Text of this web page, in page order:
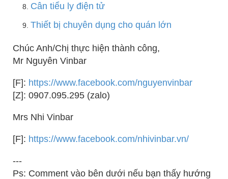
Cân tiểu ly điện tử
Thiết bị chuyên dụng cho quán lớn
Chúc Anh/Chị thực hiện thành công,
Mr Nguyên Vinbar
[F]: https://www.facebook.com/nguyenvinbar
[Z]: 0907.095.295 (zalo)
Mrs Nhi Vinbar
[F]: https://www.facebook.com/nhivinbar.vn/
---
Ps: Comment vào bên dưới nếu bạn thấy hướng